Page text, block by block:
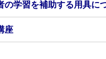
の学習を補助する用具に
座